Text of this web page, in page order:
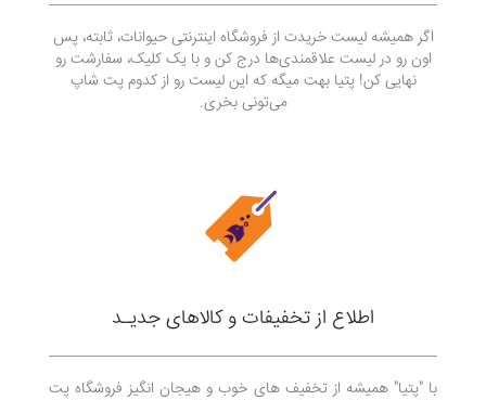
اگر همیشه لیست خریدت از فروشگاه اینترنتی حیوانات، ثابته، پس
اون رو در لیست علاقمندی‌ها درج کن و با یک کلیک، سفارشت رو
نهایی کن! پتیا بهت میگه که این لیست رو از کدوم پت شاپ
می‌‌تونی بخری.
اطلاع از تخفیفات و کالاهای جدیـد
با "پتیا" همیشه از تخفیف های خوب و هیجان انگیز فروشگاه پت